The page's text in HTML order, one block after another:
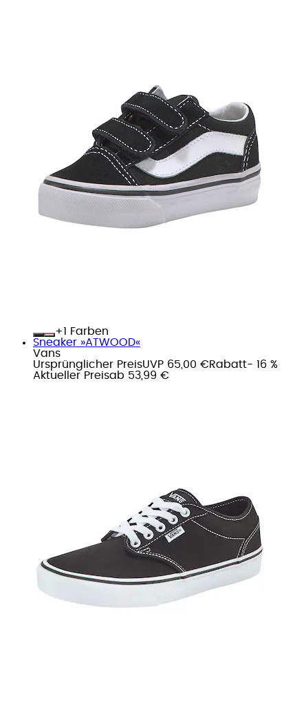
+
Farben
Sneaker »ATWOOD«
Vans
Ursprünglicher PreisUVP 65,00 €Rabatt- 16 %
Aktueller Preisab 53,99 €